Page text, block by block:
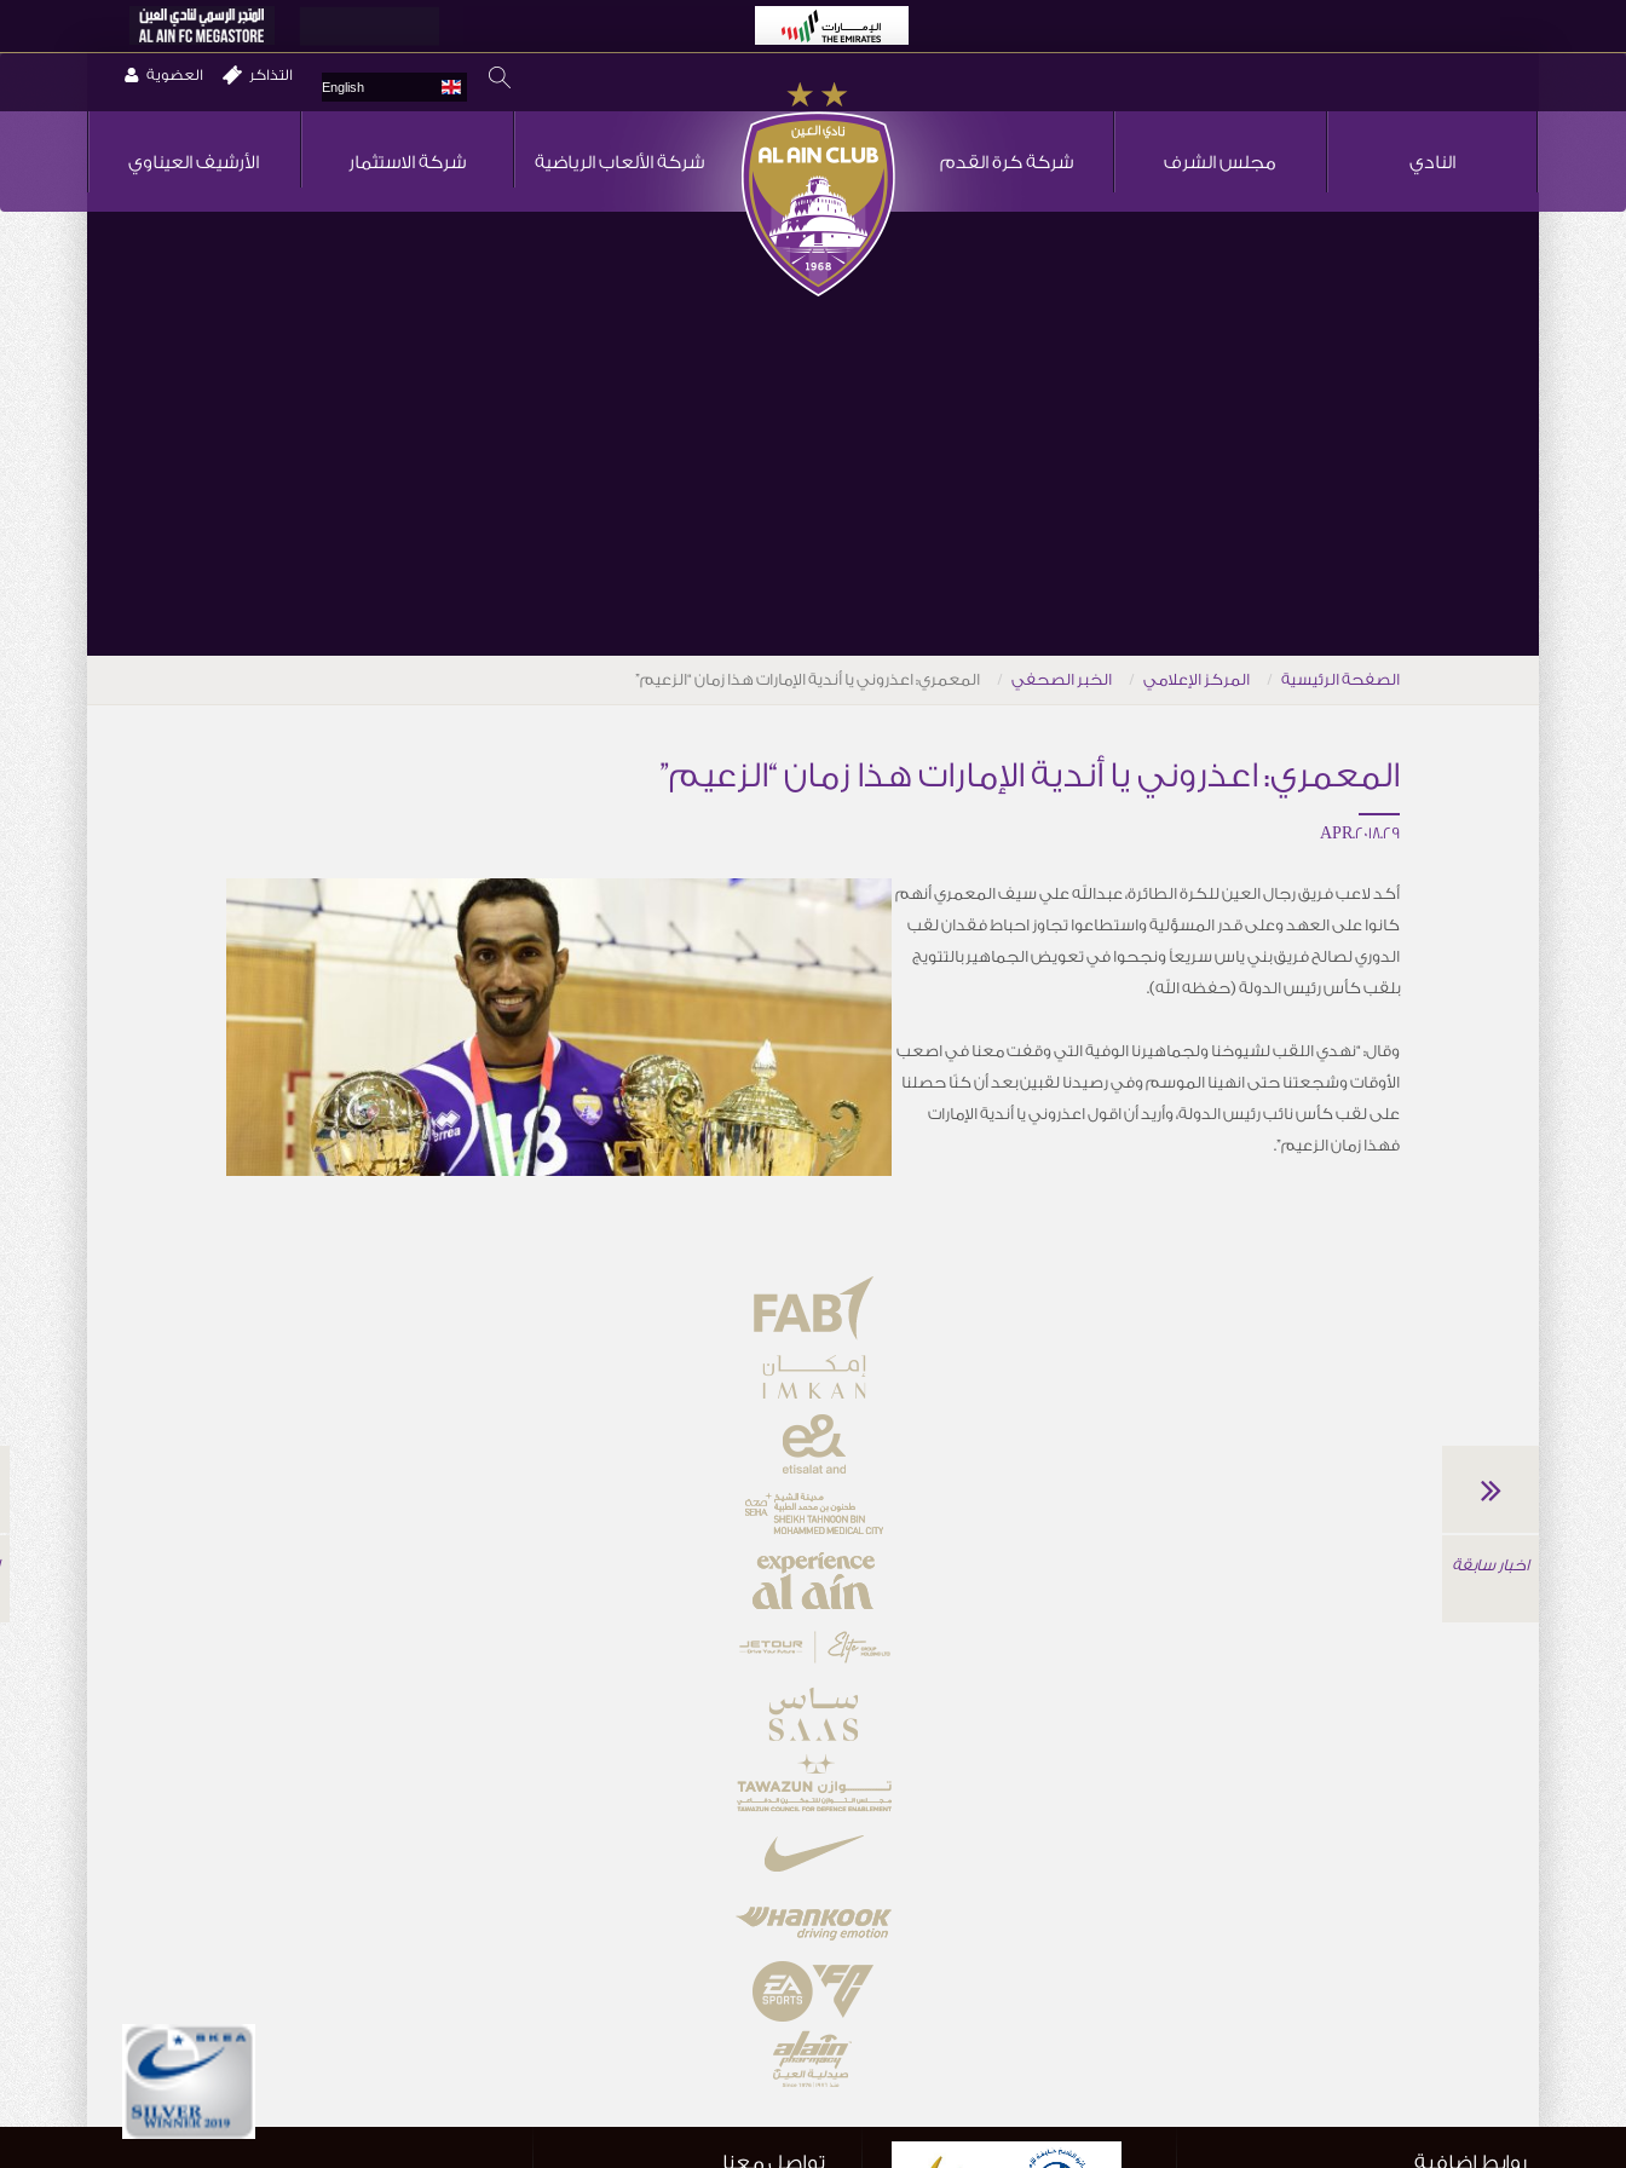
English
التذاكر العضوية
النادي مجلس الشرف شركة كرة القدم الأرشيف العيناوي شركة الاستثمار شركة الألعاب الرياضية
الصفحة الرئيسية المركز الإعلامي الخبر الصحفي المعمري: اعذروني يا أندية الإمارات هذا زمان “الزعيم”
المعمري: اعذروني يا أندية الإمارات هذا زمان “الزعيم”
29.APR.2018
أكد لاعب فريق رجال العين للكرة الطائرة، عبدالله علي سيف المعمري أنهم
كانوا على العهد وعلى قدر المسؤلية واستطاعوا تجاوز احباط فقدان لقب
الدوري لصالح فريق بني ياس سريعاً ونجحوا في تعويض الجماهير بالتتويج
بلقب كأس رئيس الدولة (حفظه الله).
وقال: “نهدي اللقب لشيوخنا ولجماهيرنا الوفية التي وقفت معنا في اصعب
الأوقات وشجعتنا حتى انهينا الموسم وفي رصيدنا لقبين بعد أن كنّا حصلنا
على لقب كأس نائب رئيس الدولة، وأريد أن اقول اعذروني يا أندية الإمارات
فهذا زمان الزعيم”.
اخبار سابقة
روابط اضافية تواصل معنا